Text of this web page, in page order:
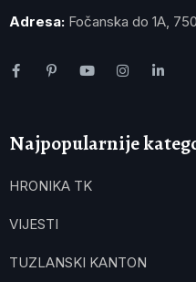
Adresa: Fočanska do 1A,
Najpopularnije
HRONIKA TK
VIJESTI
TUZLANSKI KANTON